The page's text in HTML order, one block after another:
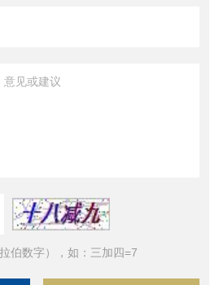
伯数字），如：三加四=7